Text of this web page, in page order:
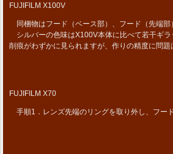
FUJIFILM X100V
同梱物はフード（ベース部）、フード（先端部
シルバーの色味はX100V本体に比べて若干ギ
削痕がわずかに見られますが、作りの精度に問題
FUJIFILM X70
手順1．レンズ先端のリングを取り外し、フー